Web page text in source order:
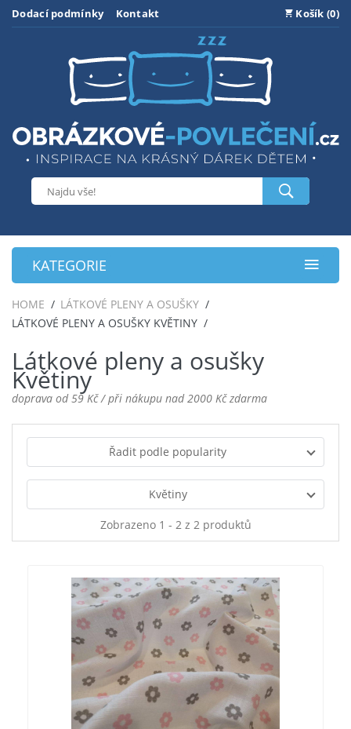
Dodací podmínky Kontakt Košík (0)
KATEGORIE
HOME
LÁTKOVÉ PLENY A OSUŠKY
LÁTKOVÉ PLENY A OSUŠKY KVĚTINY
Látkové pleny a osušky
Květiny
doprava od 59 Kč / při nákupu nad 2000 Kč zdarma
Řadit podle popularity
Květiny
Zobrazeno 1 - 2 z 2 produktů